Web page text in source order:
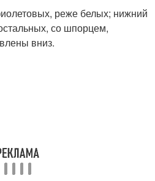
реже белых; нижний
со шпорцем,
вниз.